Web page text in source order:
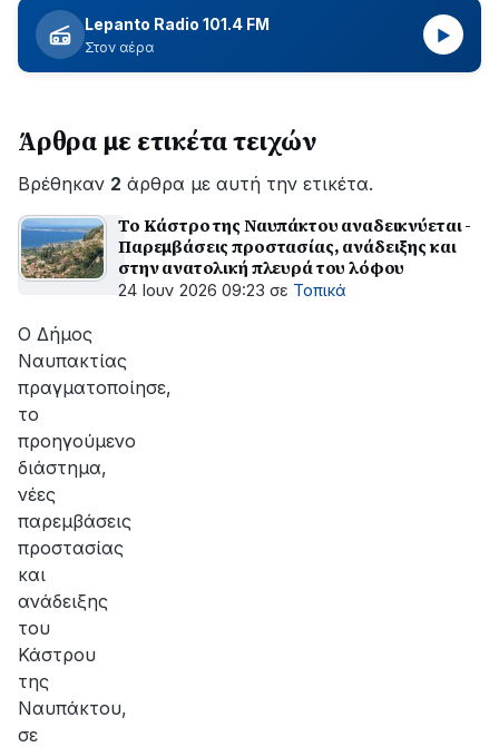
περίπου
δύο
ώρες
εξέλιξη
οι
εργασίες
ΔΕΔΔΗΕ
για
την
της
βλάβης
Lepanto Radio 101.4 FM
Στον αέρα
▶
Άρθρα με ετικέτα τειχών
Βρέθηκαν 2 άρθρα με αυτή την ετικέτα.
Το Κάστρο της Ναυπάκτου αναδεικνύεται -
Παρεμβάσεις προστασίας, ανάδειξης και
στην ανατολική πλευρά του λόφου
24 Ιουν 2026 09:23 σε Τοπικά
Ο Δήμος
Ναυπακτίας
πραγματοποίησε,
το
προηγούμενο
διάστημα,
νέες
παρεμβάσεις
προστασίας
και
ανάδειξης
του
Κάστρου
της
Ναυπάκτου,
σε